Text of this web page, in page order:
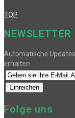
TOP
NEWSLETTER
Automatische
erhalten
Folge uns